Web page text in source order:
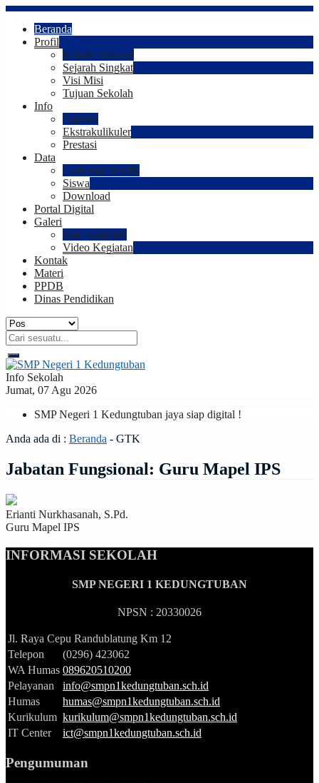
Beranda
Profil
Kepala Sekolah
Sejarah Singkat
Visi Misi
Tujuan Sekolah
Info
Agenda
Ekstrakulikuler
Prestasi
Data
Guru dan Tendik
Siswa
Download
Portal Digital
Galeri
Foto Kegiatan
Video Kegiatan
Kontak
Materi
PPDB
Dinas Pendidikan
Info Sekolah
Jumat, 07 Agu 2026
SMP Negeri 1 Kedungtuban jaya siap digital !
Anda ada di : Beranda - GTK
Jabatan Fungsional: Guru Mapel IPS
Erianti Nurkhasanah, S.Pd.
Guru Mapel IPS
INFORMASI SEKOLAH
SMP NEGERI 1 KEDUNGTUBAN
NPSN : 20330026
Jl. Raya Cepu Randublatung Km 12
Telepon
(0296) 423062
WA Humas 089620510200
Pelayanan
info@smpn1kedungtuban.sch.id
Humas
humas@smpn1kedungtuban.sch.id
Kurikulum kurikulum@smpn1kedungtuban.sch.id
IT Center
ict@smpn1kedungtuban.sch.id
Pengumuman